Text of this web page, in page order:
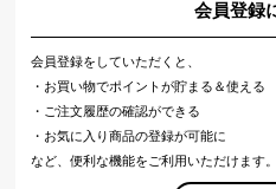
会員登録
会員登録をしていただくと、
・お買い物でポイントが貯まる＆使える
・ご注文履歴の確認ができる
・お気に入り商品の登録が可能に
など、便利な機能をご利用いただけます。